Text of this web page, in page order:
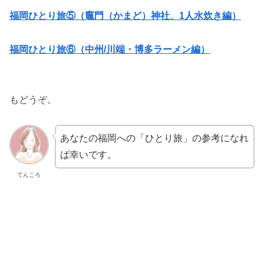
福岡ひとり旅⑤（竈門（かまど）神社、1人水炊き編）
福岡ひとり旅⑥（中州/川端・博多ラーメン編）
もどうぞ。
てんころ
あなたの福岡への「ひとり旅」の参考になれ
ば幸いです。